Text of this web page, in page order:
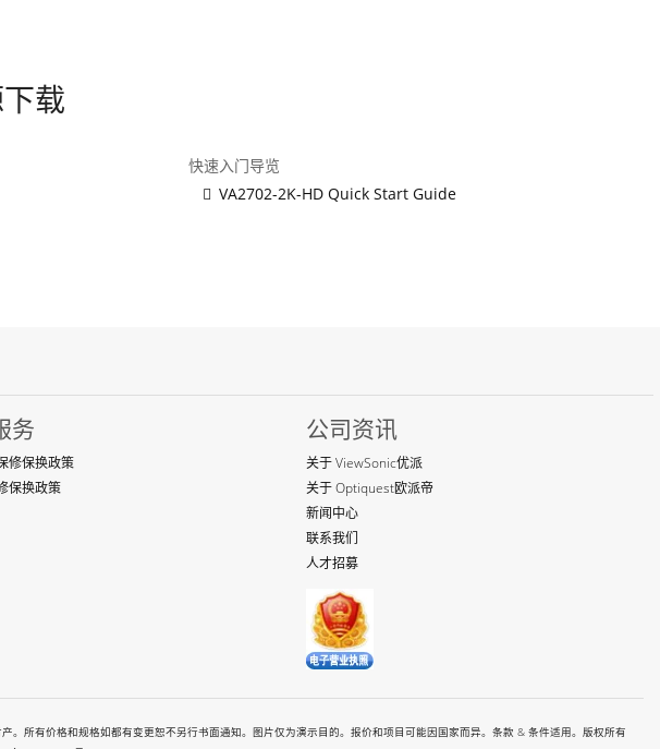
载
快速入门导览
VA2702-2K-HD Quick Start Guide
务
修保换政策
保换政策
公司资讯
关于 ViewSonic优派
关于 Optiquest欧派帝
新闻中心
联系我们
人才招募
所有价格和规格如都有变更恕不另行书面通知。图片仅为演示目的。报价和项目可能因国家而异。条款 & 条件适用。版权所有